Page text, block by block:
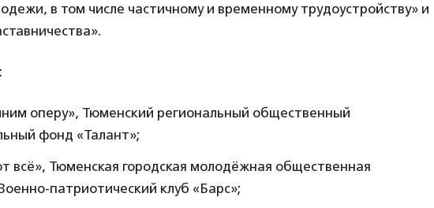
в том числе частичному и временному трудоустройству» и
оперу», Тюменский региональный общественный
фонд «Талант»;
всё», Тюменская городская молодёжная общественная
патриотический клуб «Барс»;